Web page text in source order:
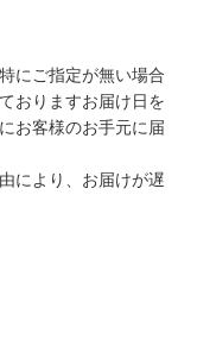
にご指定が無い場合
おりますお届け日を
お客様のお手元に届
により、お届けが遅